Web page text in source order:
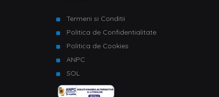
Termeni si Conditii
Politica de Confidentialitate
Politica de Cookies
ANPC
SOL